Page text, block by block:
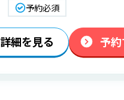
予約必須
詳細を見る 予